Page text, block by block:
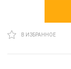
В ИЗБРАННОЕ